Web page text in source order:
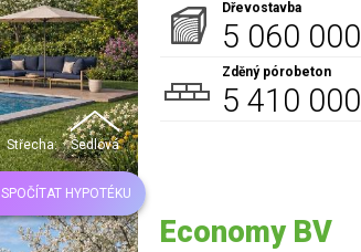
Střecha: Sedlová
Dřevostavba
5 060 000
Zděný pórobeton
5 410 000
SPOČÍTAT HYPOTÉKU
Economy BV